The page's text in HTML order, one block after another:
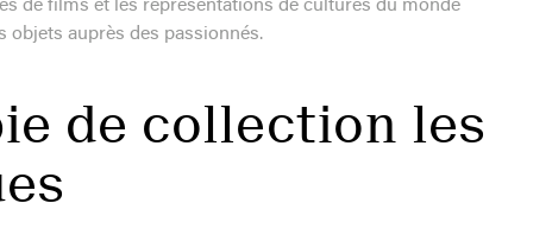
de films et les représentations de cultures du monde
objets auprès des passionnés.
de collection les